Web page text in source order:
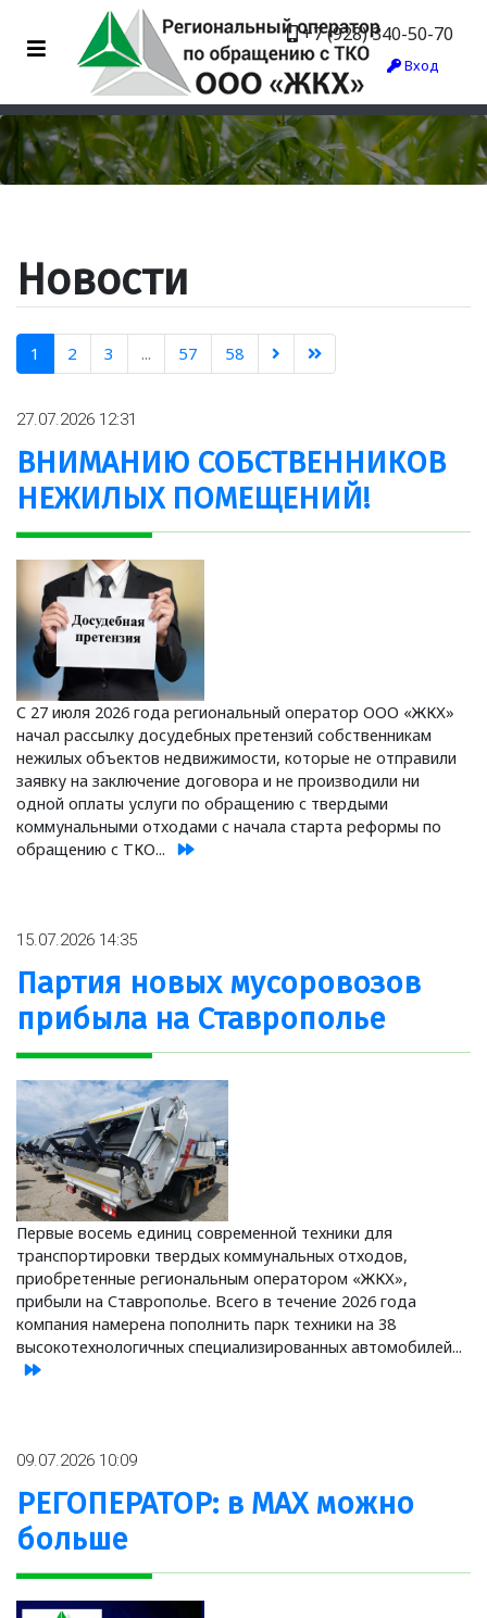
+7 (928) 340-50-70
Вход
Новости
1 2 3 ... 57 58
27.07.2026 12:31
ВНИМАНИЮ СОБСТВЕННИКОВ
НЕЖИЛЫХ ПОМЕЩЕНИЙ!
С 27 июля 2026 года региональный оператор ООО «ЖКХ»
начал рассылку досудебных претензий собственникам
нежилых объектов недвижимости, которые не отправили
заявку на заключение договора и не производили ни
одной оплаты услуги по обращению с твердыми
коммунальными отходами с начала старта реформы по
обращению с ТКО...
15.07.2026 14:35
Партия новых мусоровозов
прибыла на Ставрополье
Первые восемь единиц современной техники для
транспортировки твердых коммунальных отходов,
приобретенные региональным оператором «ЖКХ»,
прибыли на Ставрополье. Всего в течение 2026 года
компания намерена пополнить парк техники на 38
высокотехнологичных специализированных автомобилей...
09.07.2026 10:09
РЕГОПЕРАТОР: в МАХ можно
больше